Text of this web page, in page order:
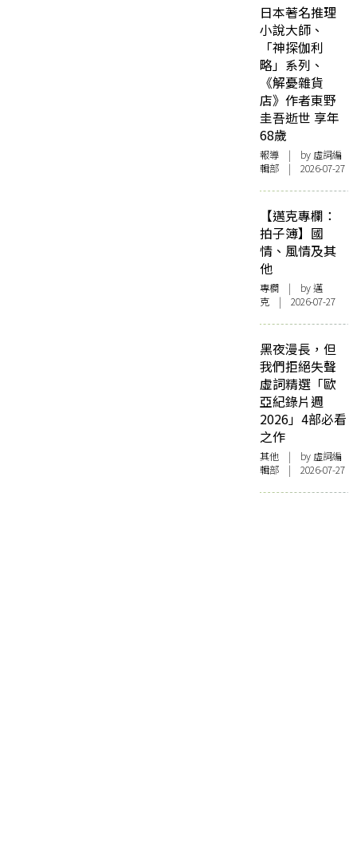
日本著名推理
小說大師、
「神探伽利
略」系列、
《解憂雜貨
店》作者東野
圭吾逝世 享年
68歲
報導 | by 虛詞編
輯部 | 2026-07-27
【邁克專欄：
拍子簿】國
情、風情及其
他
專欄 | by邁
克 | 2026-07-27
黑夜漫長，但
我們拒絕失聲
虛詞精選「歐
亞紀錄片週
2026」4部必看
之作
其他 | by 虛詞編
輯部 | 2026-07-27